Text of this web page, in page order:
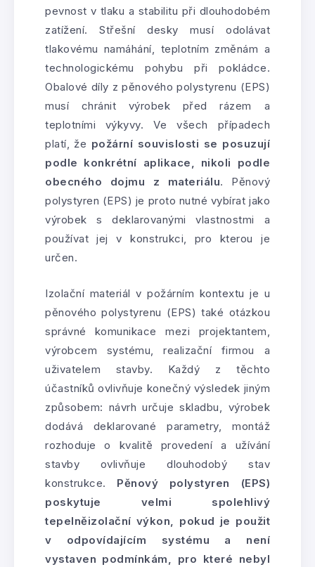
pevnost v tlaku a stabilitu při dlouhodobém
zatížení. Střešní desky musí odolávat
tlakovému namáhání, teplotním změnám a
technologickému pohybu při pokládce.
Obalové díly z pěnového polystyrenu (EPS)
musí chránit výrobek před rázem a
teplotními výkyvy. Ve všech případech
platí, že požární souvislosti se posuzují
podle konkrétní aplikace, nikoli podle
obecného dojmu z materiálu. Pěnový
polystyren (EPS) je proto nutné vybírat jako
výrobek s deklarovanými vlastnostmi a
používat jej v konstrukci, pro kterou je
určen.
Izolační materiál v požárním kontextu je u
pěnového polystyrenu (EPS) také otázkou
správné komunikace mezi projektantem,
výrobcem systému, realizační firmou a
uživatelem stavby. Každý z těchto
účastníků ovlivňuje konečný výsledek jiným
způsobem: návrh určuje skladbu, výrobek
dodává deklarované parametry, montáž
rozhoduje o kvalitě provedení a užívání
stavby ovlivňuje dlouhodobý stav
konstrukce. Pěnový polystyren (EPS)
poskytuje velmi spolehlivý
tepelněizolační výkon, pokud je použit
v odpovídajícím systému a není
vystaven podmínkám, pro které nebyl